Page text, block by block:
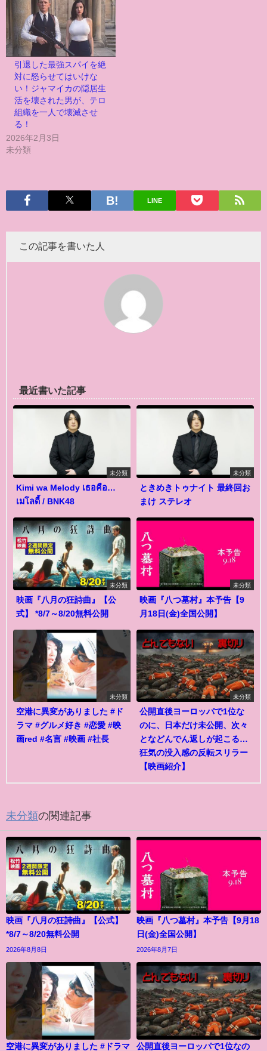
引退した最強スパイを絶
対に怒らせてはいけな
い！ジャマイカの隠居生
活を壊された男が、テロ
組織を一人で壊滅させ
る！
2026年2月3日
未分類
LINE
この記事を書いた人
最近書いた記事
未分類
Kimi wa Melody เธอคือ…
เมโลดี้ / BNK48
未分類
ときめきトゥナイト 最終回お
まけ ステレオ
未分類
映画『八月の狂詩曲』【公
式】 *8/7～8/20無料公開
未分類
映画『八つ墓村』本予告【9
月18日(金)全国公開】
未分類
空港に異変がありました #ド
ラマ #グルメ好き #恋愛 #映
画red #名言 #映画 #社長
未分類
公開直後ヨーロッパで1位な
のに、日本だけ未公開、次々
となどんでん返しが起こる…
狂気の没入感の反転スリラー
【映画紹介】
未分類の関連記事
映画『八月の狂詩曲』【公式】
*8/7～8/20無料公開
2026年8月8日
映画『八つ墓村』本予告【9月18
日(金)全国公開】
2026年8月7日
空港に異変がありました #ドラマ
公開直後ヨーロッパで1位なの